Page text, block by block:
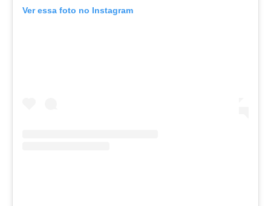
Ver essa foto no Instagram